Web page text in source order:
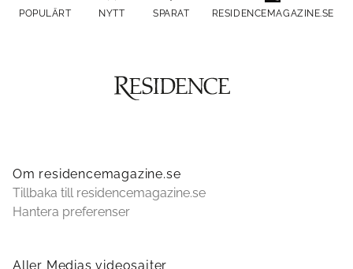
POPULÄRT NYTT SPARAT RESIDENCEMAGAZINE.SE
Om residencemagazine.se
Tillbaka till residencemagazine.se
Hantera preferenser
Aller Medias videosajter